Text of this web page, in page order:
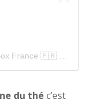
du thé c’est